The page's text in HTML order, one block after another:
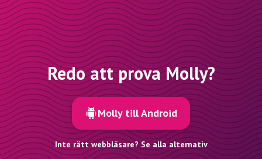
Redo att prova Molly?
Molly till Android
Inte rätt webbläsare? Se alla alternativ